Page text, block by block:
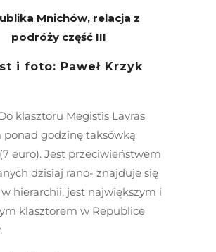
Mnichów, relacja z
podróży część III
i foto: Paweł Krzyk
Megistis Lavras
ponad godzinę taksówką
euro). Jest przeciwieństwem
dzisiaj rano- znajduje się
hierarchii, jest największym i
klasztorem w Republice